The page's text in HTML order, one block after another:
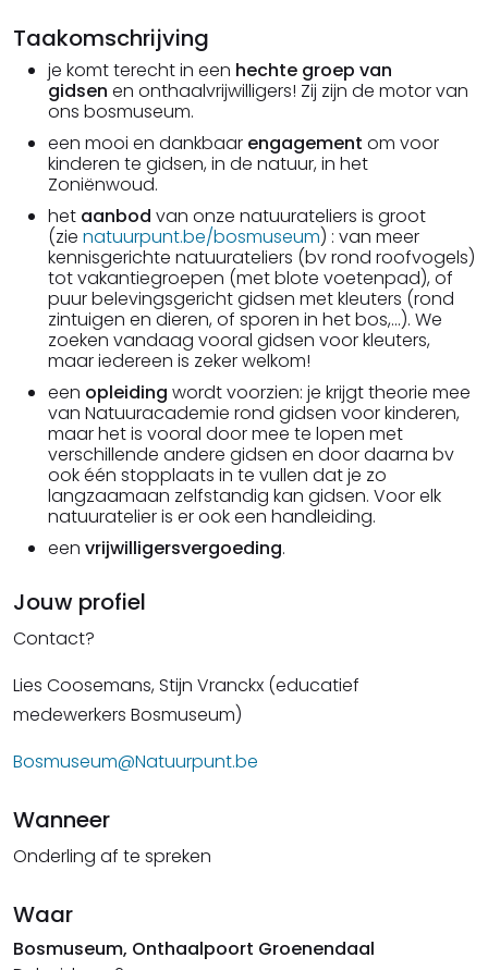
Taakomschrijving
je komt terecht in een hechte groep van
gidsen en onthaalvrijwilligers! Zij zijn de motor van
ons bosmuseum.
een mooi en dankbaar engagement om voor
kinderen te gidsen, in de natuur, in het
Zoniënwoud.
het aanbod van onze natuurateliers is groot
(zie natuurpunt.be/bosmuseum) : van meer
kennisgerichte natuurateliers (bv rond roofvogels)
tot vakantiegroepen (met blote voetenpad), of
puur belevingsgericht gidsen met kleuters (rond
zintuigen en dieren, of sporen in het bos,...). We
zoeken vandaag vooral gidsen voor kleuters,
maar iedereen is zeker welkom!
een opleiding wordt voorzien: je krijgt theorie mee
van Natuuracademie rond gidsen voor kinderen,
maar het is vooral door mee te lopen met
verschillende andere gidsen en door daarna bv
ook één stopplaats in te vullen dat je zo
langzaamaan zelfstandig kan gidsen. Voor elk
natuuratelier is er ook een handleiding.
een vrijwilligersvergoeding.
Jouw profiel
Contact?
Lies Coosemans, Stijn Vranckx (educatief
medewerkers Bosmuseum)
Bosmuseum@Natuurpunt.be
Wanneer
Onderling af te spreken
Waar
Bosmuseum, Onthaalpoort Groenendaal